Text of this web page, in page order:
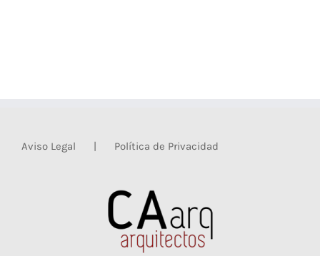
Aviso Legal Política de Privacidad